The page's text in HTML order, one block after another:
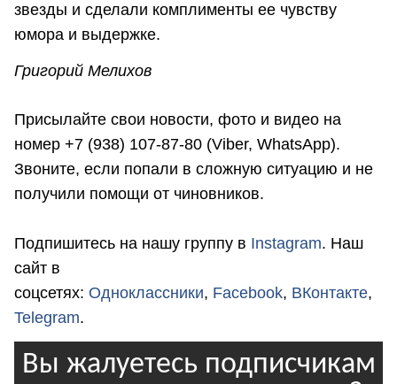
звезды и сделали комплименты ее чувству
юмора и выдержке.
Григорий Мелихов
Присылайте свои новости, фото и видео на
номер +7 (938) 107-87-80 (Viber, WhatsApp).
Звоните, если попали в сложную ситуацию и не
получили помощи от чиновников.
Подпишитесь на нашу группу в Instagram. Наш
сайт в
соцсетях: Одноклассники, Facebook, ВКонтакте,
Telegram.